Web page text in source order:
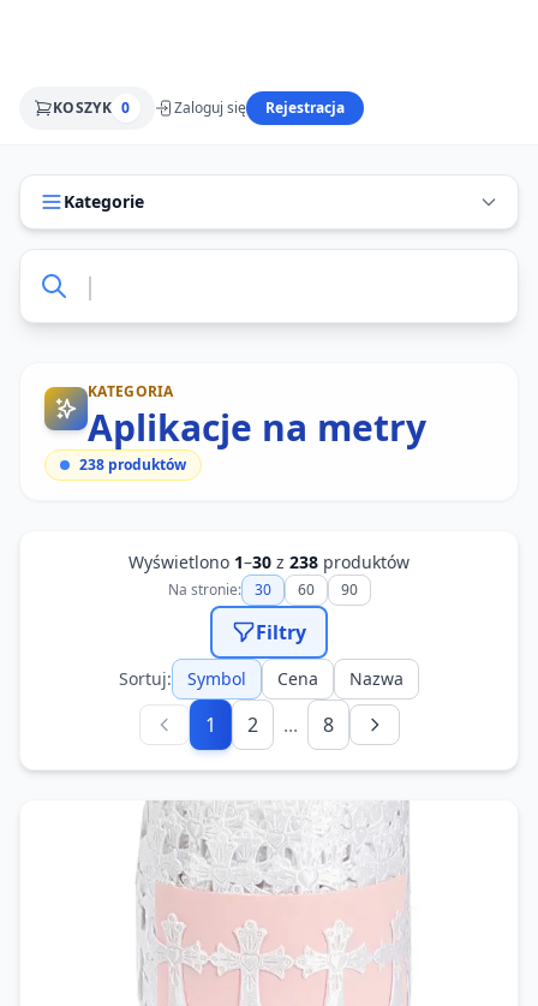
KOSZYK 0 Zaloguj się Rejestracja
Kategorie
KATEGORIA
Aplikacje na metry
238 produktów
Wyświetlono 1–30 z 238 produktów
Na stronie: 30 60 90
Filtry
Sortuj: Symbol Cena Nazwa
1 2 ... 8